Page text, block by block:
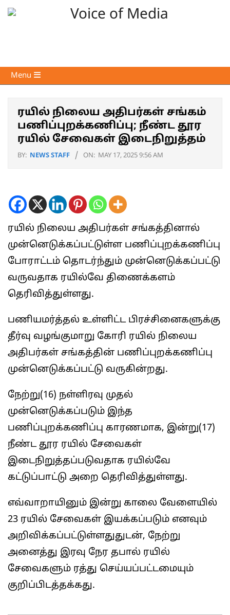
Skip
Voice
of
Primary
Navigation
Menu
ரயில் நிலைய அதிபர்கள் சங்கம்
பணிப்புறக்கணிப்பு; நீண்ட தூர
ரயில் சேவைகள் இடைநிறுத்தம்
BY: NEWS STAFF ON: MAY 17, 2025 9:56 AM
ரயில் நிலைய அதிபர்கள் சங்கத்தினால்
முன்னெடுக்கப்பட்டுள்ள பணிப்புறக்கணிப்பு
போராட்டம் தொடர்ந்தும் முன்னெடுக்கப்பட்டு
வருவதாக ரயில்வே திணைக்களம்
தெரிவித்துள்ளது.
பணியமர்த்தல் உள்ளிட்ட பிரச்சினைகளுக்கு
தீர்வு வழங்குமாறு கோரி ரயில் நிலைய
அதிபர்கள் சங்கத்தின் பணிப்புறக்கணிப்பு
முன்னெடுக்கப்பட்டு வருகின்றது.
நேற்று(16) நள்ளிரவு முதல்
முன்னெடுக்கப்படும் இந்த
பணிப்புறக்கணிப்பு காரணமாக, இன்று(17)
நீண்ட தூர ரயில் சேவைகள்
இடைநிறுத்தப்படுவதாக ரயில்வே
கட்டுப்பாட்டு அறை தெரிவித்துள்ளது.
எவ்வாறாயினும் இன்று காலை வேளையில்
23 ரயில் சேவைகள் இயக்கப்படும் எனவும்
அறிவிக்கப்பட்டுள்ளதுதுடன், நேற்று
அனைத்து இரவு நேர தபால் ரயில்
சேவைகளும் ரத்து செய்யப்பட்டமையும்
குறிப்பிடத்தக்கது.